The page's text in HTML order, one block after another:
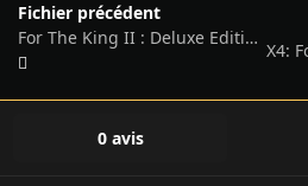
Fichier précédent
For The King II : Deluxe Edition – v1.8.8 + 3 DLCs/Bonuses
0 avis